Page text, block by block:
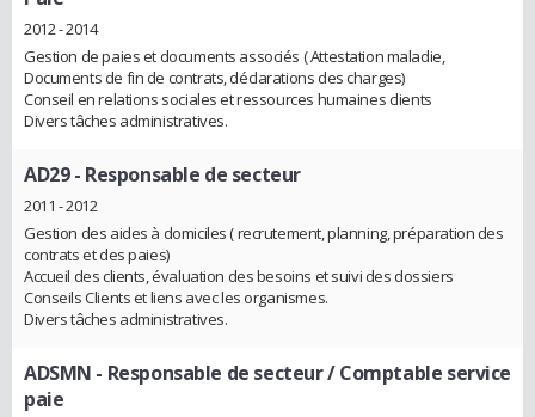
2012 - 2014
Gestion de paies et documents associés ( Attestation maladie,
Documents de fin de contrats, déclarations des charges)
Conseil en relations sociales et ressources humaines clients
Divers tâches administratives.
AD29- Responsable de secteur
2011 - 2012
Gestion des aides à domiciles ( recrutement, planning, préparation des
contrats et des paies)
Accueil des clients, évaluation des besoins et suivi des dossiers
Conseils Clients et liens avec les organismes.
Divers tâches administratives.
ADSMN - Responsable de secteur / Comptable service
paie